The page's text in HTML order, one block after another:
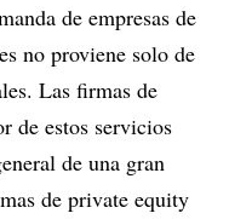
de empresas de
no proviene solo de
Las firmas de
de estos servicios
de una gran
de private equity